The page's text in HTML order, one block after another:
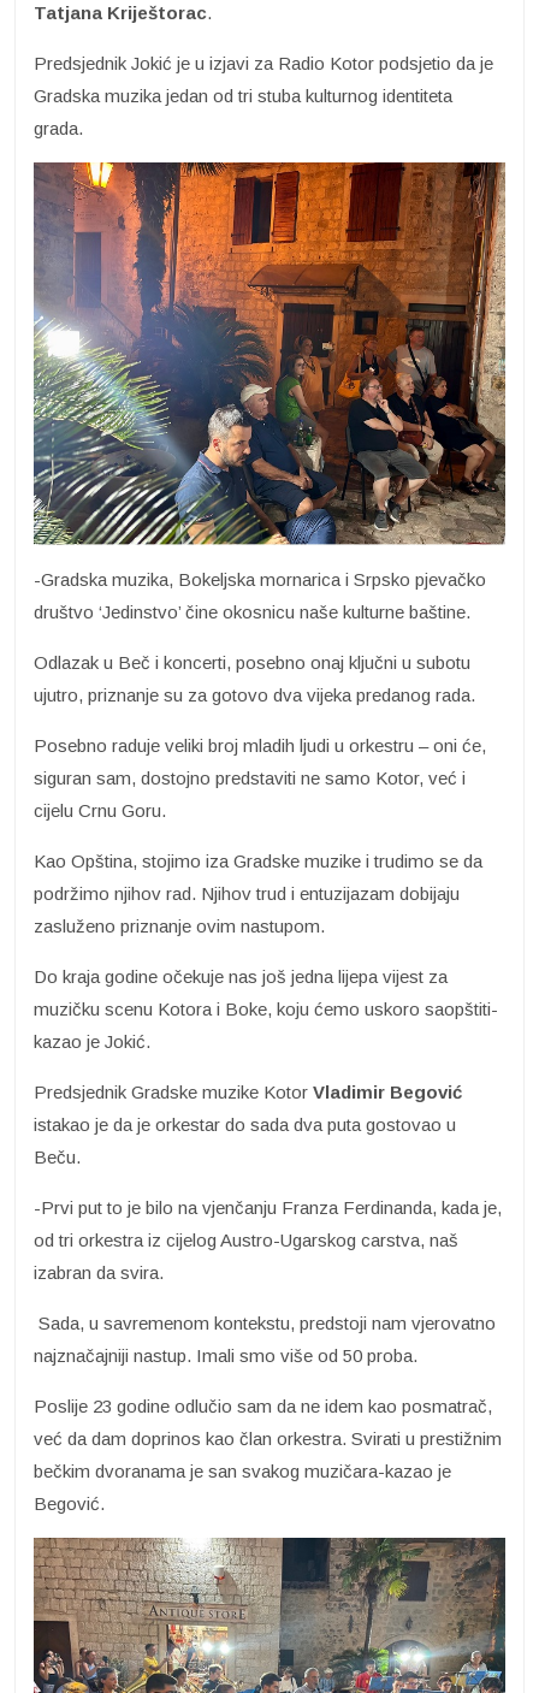
Tatjana Kriještorac.
Predsjednik Jokić je u izjavi za Radio Kotor podsjetio da je
Gradska muzika jedan od tri stuba kulturnog identiteta
grada.
-Gradska muzika, Bokeljska mornarica i Srpsko pjevačko
društvo ‘Jedinstvo’ čine okosnicu naše kulturne baštine.
Odlazak u Beč i koncerti, posebno onaj ključni u subotu
ujutro, priznanje su za gotovo dva vijeka predanog rada.
Posebno raduje veliki broj mladih ljudi u orkestru – oni će,
siguran sam, dostojno predstaviti ne samo Kotor, već i
cijelu Crnu Goru.
Kao Opština, stojimo iza Gradske muzike i trudimo se da
podržimo njihov rad. Njihov trud i entuzijazam dobijaju
zasluženo priznanje ovim nastupom.
Do kraja godine očekuje nas još jedna lijepa vijest za
muzičku scenu Kotora i Boke, koju ćemo uskoro saopštiti-
kazao je Jokić.
Predsjednik Gradske muzike Kotor Vladimir Begović
istakao je da je orkestar do sada dva puta gostovao u
Beču.
-Prvi put to je bilo na vjenčanju Franza Ferdinanda, kada je,
od tri orkestra iz cijelog Austro-Ugarskog carstva, naš
izabran da svira.
Sada, u savremenom kontekstu, predstoji nam vjerovatno
najznačajniji nastup. Imali smo više od 50 proba.
Poslije 23 godine odlučio sam da ne idem kao posmatrač,
već da dam doprinos kao član orkestra. Svirati u prestižnim
bečkim dvoranama je san svakog muzičara-kazao je
Begović.